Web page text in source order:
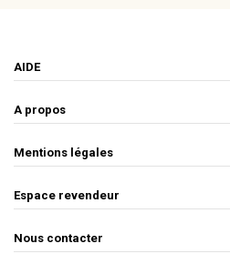
AIDE
A propos
Mentions légales
Espace revendeur
Nous contacter